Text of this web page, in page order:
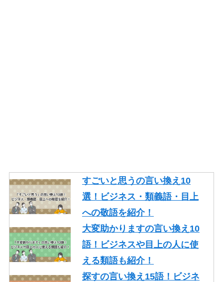
すごいと思うの言い換え10
選！ビジネス・類義語・目上
への敬語を紹介！
大変助かりますの言い換え10
語！ビジネスや目上の人に使
える類語も紹介！
探すの言い換え15語！ビジネ